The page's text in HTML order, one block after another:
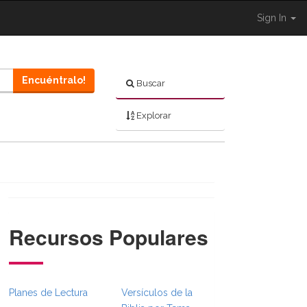
Sign In
Buscar
Explorar
Encuéntralo!
}} }}
Recursos Populares
Planes de Lectura
Versículos de la